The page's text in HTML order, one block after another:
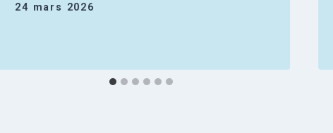
24 mars 2026